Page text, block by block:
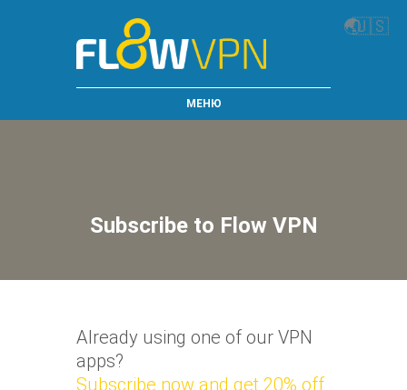
🌏🇺🇸
МЕНЮ
Subscribe to Flow VPN
Already using one of our VPN
apps?
Subscribe now and get 20% off